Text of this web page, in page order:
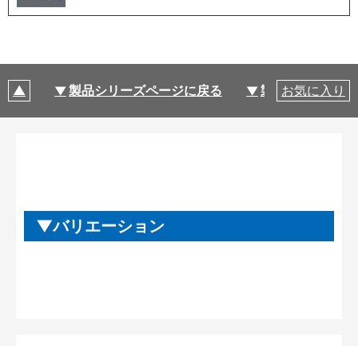
製品シリーズページに戻る 製品仕様
お気に入り
バリエーション